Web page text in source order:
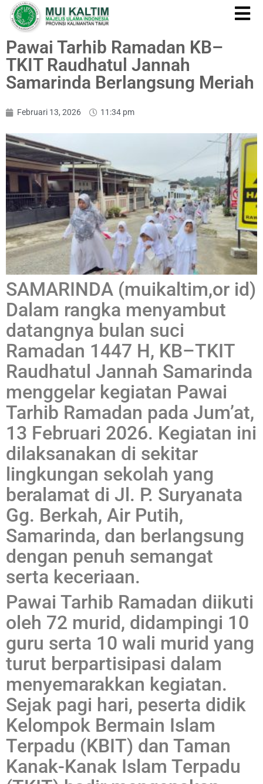
Pawai Tarhib Ramadan KB–
TKIT Raudhatul Jannah
Samarinda Berlangsung Meriah
Februari 13, 2026 11:34 pm
SAMARINDA (muikaltim,or id)
Dalam rangka menyambut
datangnya bulan suci
Ramadan 1447 H, KB–TKIT
Raudhatul Jannah Samarinda
menggelar kegiatan Pawai
Tarhib Ramadan pada Jum’at,
13 Februari 2026. Kegiatan ini
dilaksanakan di sekitar
lingkungan sekolah yang
beralamat di Jl. P. Suryanata
Gg. Berkah, Air Putih,
Samarinda, dan berlangsung
dengan penuh semangat
serta keceriaan.
Pawai Tarhib Ramadan diikuti
oleh 72 murid, didampingi 10
guru serta 10 wali murid yang
turut berpartisipasi dalam
menyemarakkan kegiatan.
Sejak pagi hari, peserta didik
Kelompok Bermain Islam
Terpadu (KBIT) dan Taman
Kanak-Kanak Islam Terpadu